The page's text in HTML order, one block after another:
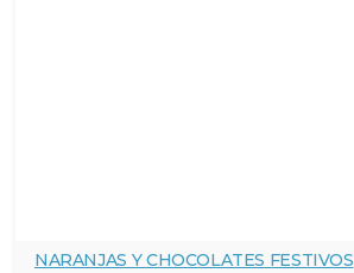
NARANJAS Y CHOCOLATES FESTIVOS